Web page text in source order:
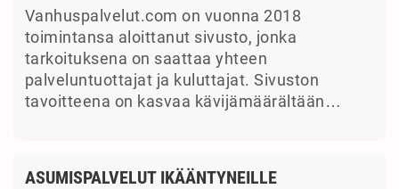
Vanhuspalvelut.com on vuonna 2018
toimintansa aloittanut sivusto, jonka
tarkoituksena on saattaa yhteen
palveluntuottajat ja kuluttajat. Sivuston
tavoitteena on kasvaa kävijämäärältään…
ASUMISPALVELUT IKÄÄNTYNEILLE